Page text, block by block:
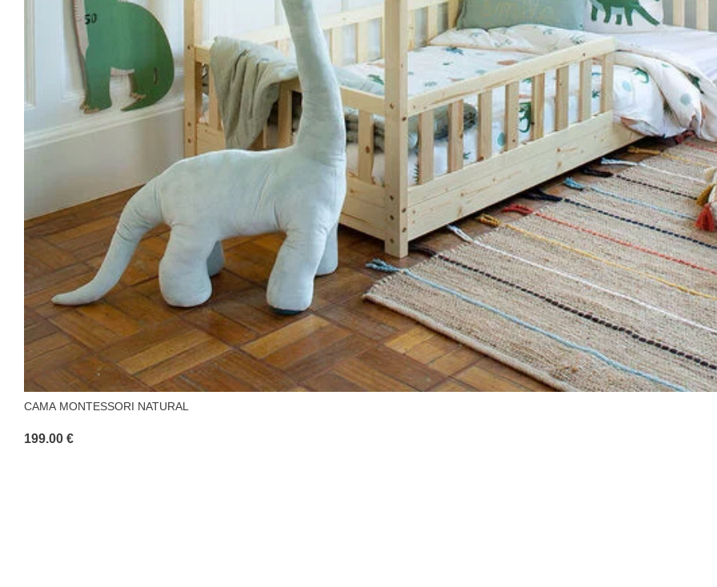
CAMA MONTESSORI NATURAL
199.00 €